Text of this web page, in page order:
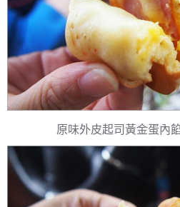
原味外皮起司黃金蛋內